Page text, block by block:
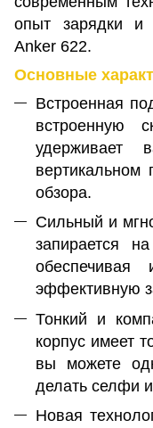
опыт зарядки и
Anker 622.
Основные
Встроенная
встроенную
вертикальном
обзора.
Сильный и
запирается
обеспечивая
эффективную
Тонкий и
корпус имеет
вы можете
делать селфи
Новая